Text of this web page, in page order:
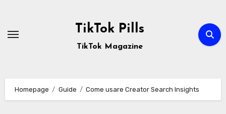
contenuto
TikTok Pills
TikTok Magazine
Homepage Guide Come usare Creator Search Insights